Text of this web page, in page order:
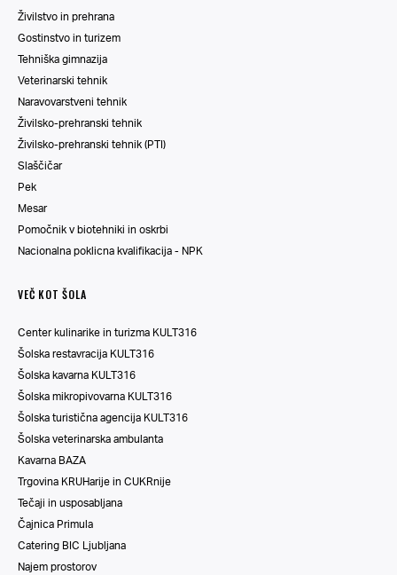
Živilstvo in prehrana
Gostinstvo in turizem
Tehniška gimnazija
Veterinarski tehnik
Naravovarstveni tehnik
Živilsko-prehranski tehnik
Živilsko-prehranski tehnik (PTI)
Slaščičar
Pek
Mesar
Pomočnik v biotehniki in oskrbi
Nacionalna poklicna kvalifikacija - NPK
VEČ KOT ŠOLA
Center kulinarike in turizma KULT316
Šolska restavracija KULT316
Šolska kavarna KULT316
Šolska mikropivovarna KULT316
Šolska turistična agencija KULT316
Šolska veterinarska ambulanta
Kavarna BAZA
Trgovina KRUHarije in CUKRnije
Tečaji in usposabljana
Čajnica Primula
Catering BIC Ljubljana
Najem prostorov